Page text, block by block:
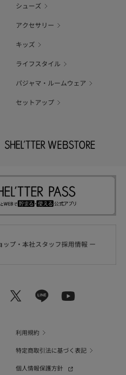
シューズ
アクセサリー
キッズ
ライフスタイル
パジャマ・ルームウェア
セットアップ
利用規約
特定商取引法に基づく表記
個人情報保護方針